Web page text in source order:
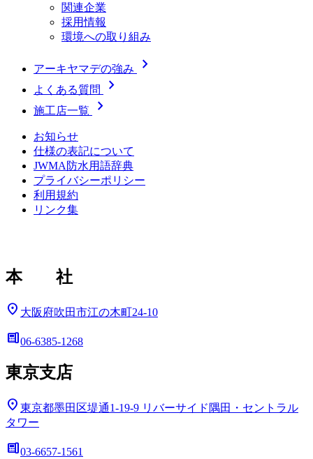
関連企業
採用情報
環境への取り組み
アーキヤマデの強み chevron_right
よくある質問 chevron_right
施工店一覧 chevron_right
お知らせ
仕様の表記について
JWMA防水用語辞典
プライバシーポリシー
利用規約
リンク集
本 社
location_on 大阪府吹田市江の木町24-10
deskphone06-6385-1268
東京支店
location_on 東京都墨田区堤通1-19-9 リバーサイド隅田・セントラル
タワー
deskphone03-6657-1561